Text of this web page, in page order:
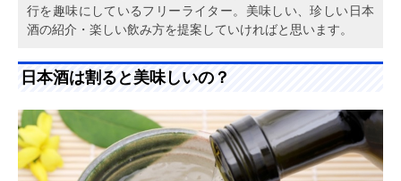
行を趣味にしているフリーライター。美味しい、珍しい日本
酒の紹介・楽しい飲み方を提案していければと思います。
日本酒は割ると美味しいの？